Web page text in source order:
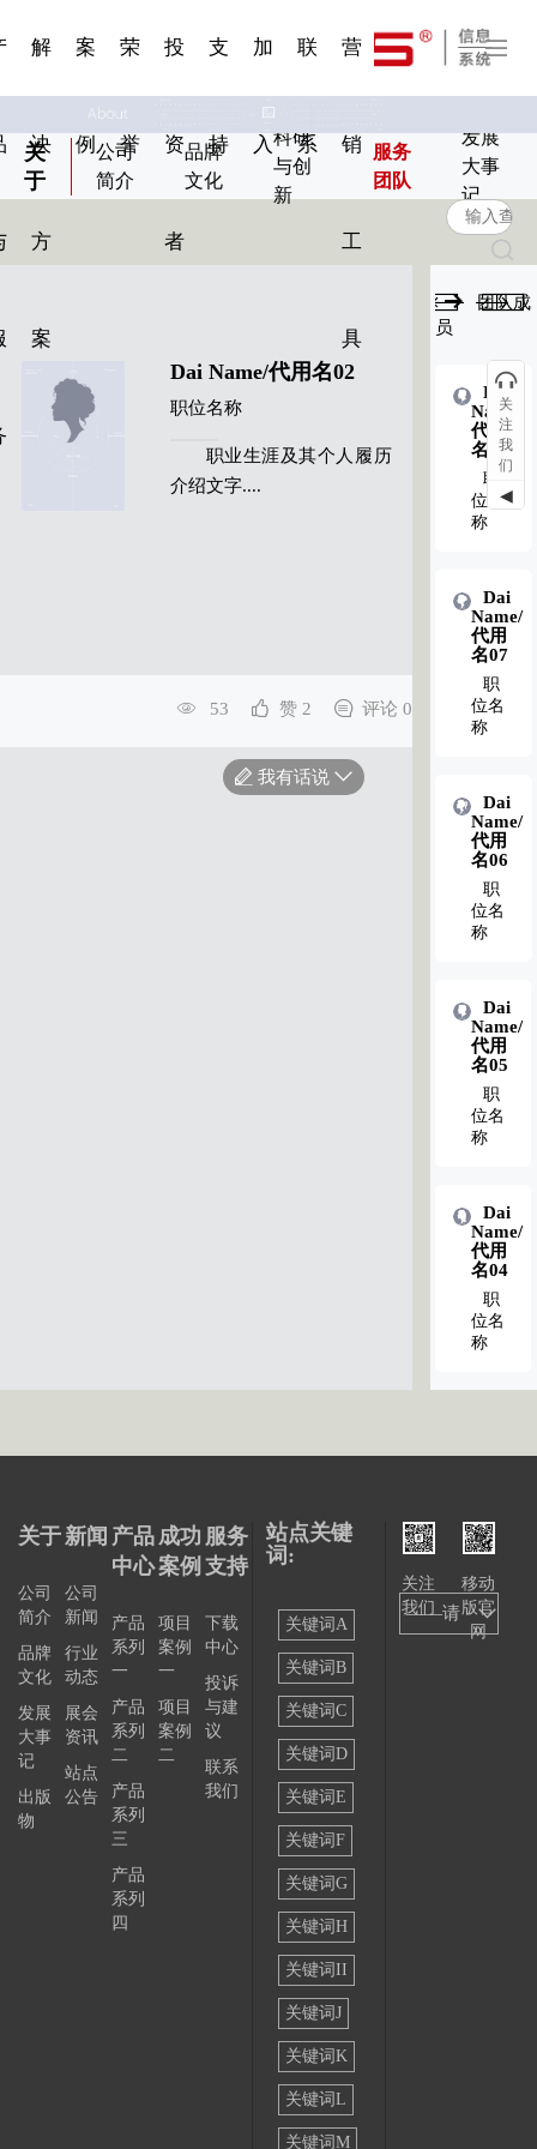
解
决
方
案
案
例
荣
誉
投
资
者
支
持
加
入
联
系
营
销
工
具
关
于
公司
简介
品牌
文化
科研
与创
新
服务
团队
发展
大事
记
Dai Name/代用名02
职位名称
职业生涯及其个人履历
介绍文字....
53 赞 2 评论 0
我有话说
团队成
员
名03
位名
Dai
Name/
代用
名08
职
位名
称
Dai
Name/
代用
名07
职
位名
称
Dai
Name/
代用
名06
职
位名
称
Dai
Name/
代用
名05
职
位名
称
Dai
Name/
代用
名04
职
位名
称
关于
公司
简介
品牌
文化
发展
大事
记
出版
物
新闻
公司
新闻
行业
动态
展会
资讯
站点
公告
产品
中心
产品
系列
一
产品
系列
二
产品
系列
三
产品
系列
四
成功
案例
项目
案例
一
项目
案例
二
服务
支持
下载
中心
投诉
与建
议
联系
我们
站点关键
词:
关键词A
关键词B
关键词C
关键词D
关键词E
关键词F
关键词G
关键词H
关键词II
关键词J
关键词K
关键词L
关键词M
关注
我们
移动
版官
网
——请
关
注
我
们
◀